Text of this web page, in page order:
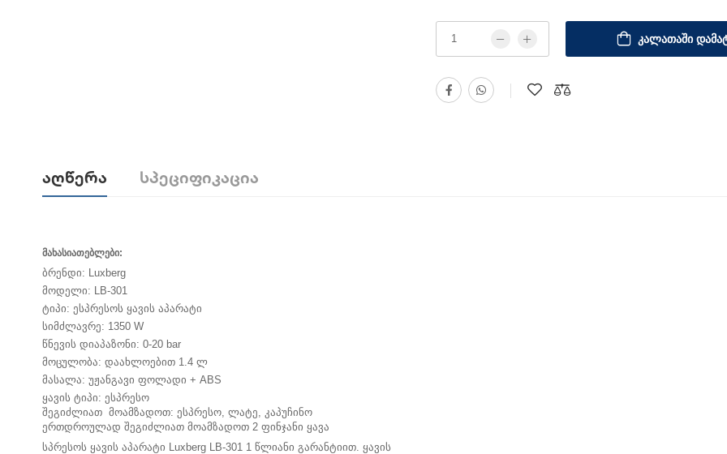
ᲙᲐᲚᲐᲗᲐᲨᲘ
Აღწერა Სპეციფიკაცია
მახასიათებლები:
ბრენდი: Luxberg
მოდელი: LB-301
ტიპი: ესპრესოს ყავის აპარატი
სიმძლავრე: 1350 W
წნევის დიაპაზონი: 0-20 bar
მოცულობა: დაახლოებით 1.4 ლ
მასალა: უჟანგავი ფოლადი + ABS
ყავის ტიპი: ესპრესო
შეგიძლიათ მოამზადოთ: ესპრესო, ლატე, კაპუჩინო
ერთდროულად შეგიძლიათ მოამზადოთ 2 ფინჯანი ყავა
სპრესოს ყავის აპარატი Luxberg LB-301 1 წლიანი გარანტიით. ყავის